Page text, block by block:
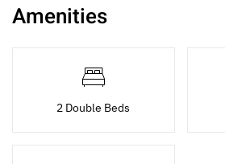
Amenities
2 Double Beds